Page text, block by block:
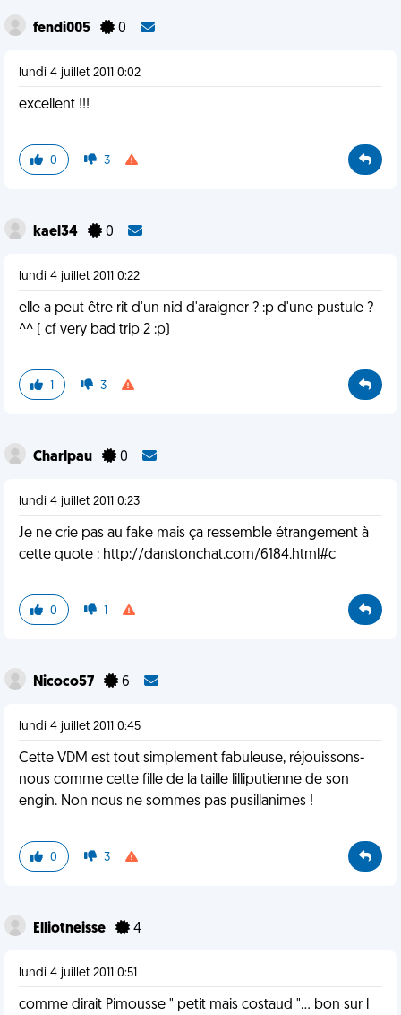
fendi005 0
lundi 4 juillet 2011 0:02
excellent !!!
0 3
kael34 0
lundi 4 juillet 2011 0:22
elle a peut être rit d'un nid d'araigner ? :p d'une pustule ?
^^ ( cf very bad trip 2 :p)
1 3
Charlpau 0
lundi 4 juillet 2011 0:23
Je ne crie pas au fake mais ça ressemble étrangement à
cette quote : http://danstonchat.com/6184.html#c
0 1
Nicoco57 6
lundi 4 juillet 2011 0:45
Cette VDM est tout simplement fabuleuse, réjouissons-
nous comme cette fille de la taille lilliputienne de son
engin. Non nous ne sommes pas pusillanimes !
0 3
Elliotneisse 4
lundi 4 juillet 2011 0:51
comme dirait Pimousse " petit mais costaud "... bon sur l